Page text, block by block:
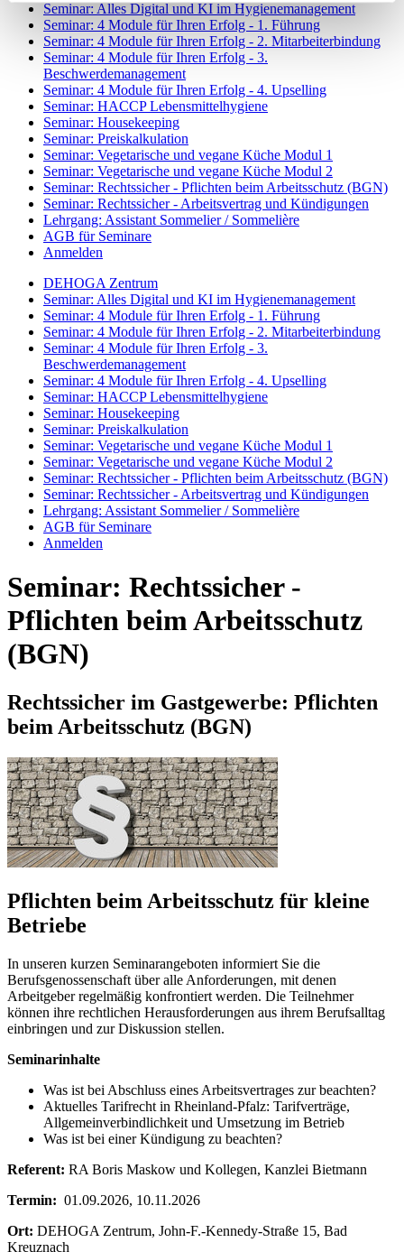
Seminar: Alles Digital und KI im Hygienemanagement
Seminar: 4 Module für Ihren Erfolg - 1. Führung
Seminar: 4 Module für Ihren Erfolg - 2. Mitarbeiterbindung
Seminar: 4 Module für Ihren Erfolg - 3.
Beschwerdemanagement
Seminar: 4 Module für Ihren Erfolg - 4. Upselling
Seminar: HACCP Lebensmittelhygiene
Seminar: Housekeeping
Seminar: Preiskalkulation
Seminar: Vegetarische und vegane Küche Modul 1
Seminar: Vegetarische und vegane Küche Modul 2
Seminar: Rechtssicher - Pflichten beim Arbeitsschutz (BGN)
Seminar: Rechtssicher - Arbeitsvertrag und Kündigungen
Lehrgang: Assistant Sommelier / Sommelière
AGB für Seminare
Anmelden
DEHOGA Zentrum
Seminar: Alles Digital und KI im Hygienemanagement
Seminar: 4 Module für Ihren Erfolg - 1. Führung
Seminar: 4 Module für Ihren Erfolg - 2. Mitarbeiterbindung
Seminar: 4 Module für Ihren Erfolg - 3.
Beschwerdemanagement
Seminar: 4 Module für Ihren Erfolg - 4. Upselling
Seminar: HACCP Lebensmittelhygiene
Seminar: Housekeeping
Seminar: Preiskalkulation
Seminar: Vegetarische und vegane Küche Modul 1
Seminar: Vegetarische und vegane Küche Modul 2
Seminar: Rechtssicher - Pflichten beim Arbeitsschutz (BGN)
Seminar: Rechtssicher - Arbeitsvertrag und Kündigungen
Lehrgang: Assistant Sommelier / Sommelière
AGB für Seminare
Anmelden
Seminar: Rechtssicher -
Pflichten beim Arbeitsschutz
(BGN)
Rechtssicher im Gastgewerbe: Pflichten
beim Arbeitsschutz (BGN)
Pflichten beim Arbeitsschutz für kleine
Betriebe
In unseren kurzen Seminarangeboten informiert Sie die
Berufsgenossenschaft über alle Anforderungen, mit denen
Arbeitgeber regelmäßig konfrontiert werden. Die Teilnehmer
können ihre rechtlichen Herausforderungen aus ihrem Berufsalltag
einbringen und zur Diskussion stellen.
Seminarinhalte
Was ist bei Abschluss eines Arbeitsvertrages zur beachten?
Aktuelles Tarifrecht in Rheinland-Pfalz: Tarifverträge,
Allgemeinverbindlichkeit und Umsetzung im Betrieb
Was ist bei einer Kündigung zu beachten?
Referent: RA Boris Maskow und Kollegen, Kanzlei Bietmann
Termin: 01.09.2026, 10.11.2026
Ort: DEHOGA Zentrum, John-F.-Kennedy-Straße 15, Bad
Kreuznach